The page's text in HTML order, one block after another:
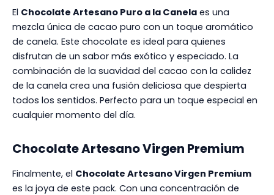
El Chocolate Artesano Puro a la Canela es una
mezcla única de cacao puro con un toque aromático
de canela. Este chocolate es ideal para quienes
disfrutan de un sabor más exótico y especiado. La
combinación de la suavidad del cacao con la calidez
de la canela crea una fusión deliciosa que despierta
todos los sentidos. Perfecto para un toque especial en
cualquier momento del día.
Chocolate Artesano Virgen Premium
Finalmente, el Chocolate Artesano Virgen Premium
es la joya de este pack. Con una concentración de